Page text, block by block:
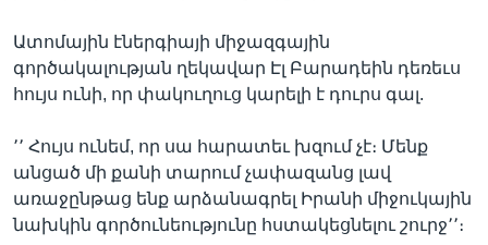
Ատոմային էներգիայի միջազգային
գործակալության ղեկավար Էլ Բարադեին դեռեւս
հույս ունի, որ փակուղուց կարելի է դուրս գալ.
՚՚ Հույս ունեմ, որ սա հարատեւ խզում չէ։ Մենք
անցած մի քանի տարում չափազանց լավ
առաջընթաց ենք արձանագրել Իրանի միջուկային
նախկին գործունեությունը հստակեցնելու շուրջ՚՚։